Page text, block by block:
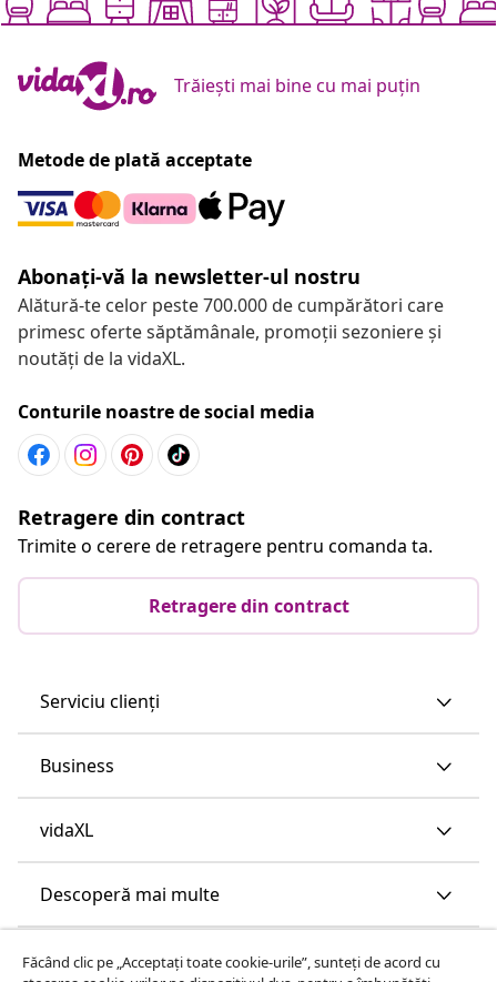
Trăiești mai bine cu mai puțin
Metode de plată acceptate
Abonați-vă la newsletter-ul nostru
Alătură-te celor peste 700.000 de cumpărători care
primesc oferte săptămânale, promoții sezoniere și
noutăți de la vidaXL.
Conturile noastre de social media
Retragere din contract
Trimite o cerere de retragere pentru comanda ta.
Retragere din contract
Serviciu clienți
Business
vidaXL
Descoperă mai multe
Făcând clic pe „Acceptați toate cookie-urile”, sunteți de acord cu